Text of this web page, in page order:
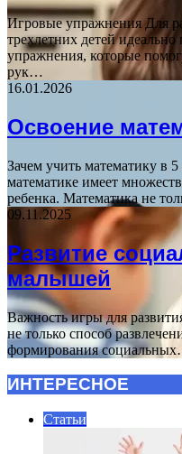
Игровые упражнения Для
трехлетних детей
упражнения, которые
рук…
16.01.2026
Освоение
Зачем учить математику в
математике имеет
ребенка. Математика не
09.11.2025
Развитие
малышей
Важность игры для
не только способ
формирования
ИНТЕРЕСНОЕ
Статьи